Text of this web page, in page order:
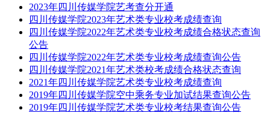
2023年四川传媒学院艺考查分开通
四川传媒学院2023年艺术类专业校考成绩查询
四川传媒学院2022年艺术类专业校考成绩合格状态查询
公告
四川传媒学院2022年艺术类专业校考成绩查询公告
四川传媒学院2021年艺术类校考成绩合格状态查询
2021年四川传媒学院艺术类专业校考成绩查询
2019年四川传媒学院空中乘务专业加试结果查询公告
2019年四川传媒学院艺术类专业校考结果查询公告